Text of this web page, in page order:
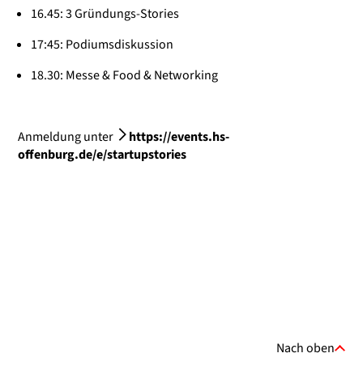
16.45: 3 Gründungs-Stories
17:45: Podiumsdiskussion
18.30: Messe & Food & Networking
Anmeldung unter
https://events.hs-
offenburg.de/e/startupstories
Nach oben